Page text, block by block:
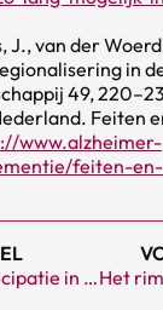
J., van der
in
49,
Feiten
www.alzheimer-
feiten-
Werk en participatie in een ouder wordende samenleving